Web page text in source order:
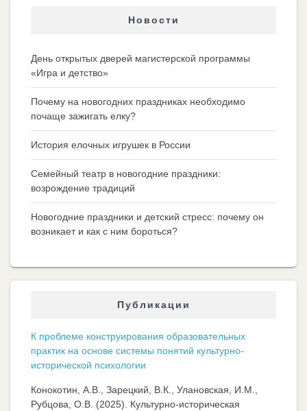
Новости
День открытых дверей магистерской программы
«Игра и детство»
Почему на новогодних праздниках необходимо
почаще зажигать елку?
История елочных игрушек в России
Семейный театр в новогодние праздники:
возрождение традиций
Новогодние праздники и детский стресс: почему он
возникает и как с ним бороться?
Публикации
К проблеме конструирования образовательных
практик на основе системы понятий культурно-
исторической психологии
Конокотин, А.В., Зарецкий, В.К., Улановская, И.М.,
Рубцова, О.В. (2025). Культурно-историческая